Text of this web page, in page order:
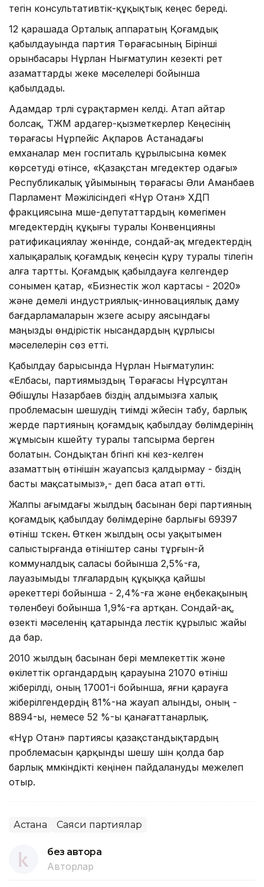
тегін консультативтік-құқықтық кеңес береді.
12 қарашада Орталық аппаратың Қоғамдық
қабылдауында партия Төрағасының Бірінші
орынбасары Нұрлан Нығматулин кезекті рет
азаматтарды жеке мәселелері бойынша
қабылдады.
Адамдар түрлі сұрақтармен келді. Атап айтар
болсақ, ТЖМ ардагер-қызметкерлер Кеңесінің
төрағасы Нұрпейіс Ақпаров Астанадағы
емханалар мен госпиталь құрылысына көмек
көрсетуді өтінсе, «Қазақстан мүгедектер одағы»
Республикалық ұйымының төрағасы Әли Аманбаев
Парламент Мәжілісіндегі «Нұр Отан» ХДП
фракциясына мүше-депутаттардың көмегімен
мүгедектердің құқығы туралы Конвенцияны
ратификациялау жөнінде, сондай-ақ мүгедектердің
халықаралық қоғамдық кеңесін құру туралы тілегін
алға тартты. Қоғамдық қабылдауға келгендер
сонымен қатар, «Бизнестік жол картасы - 2020»
және үдемелі индустриялық-инновациялық даму
бағдарламаларын жүзеге асыру аясындағы
маңызды өндірістік нысандардың құрлысы
мәселелерін сөз етті.
Қабылдау барысында Нұрлан Нығматулин:
«Елбасы, партиямыздың Төрағасы Нұрсұлтан
Әбішұлы Назарбаев біздің алдымызға халық
проблемасын шешудің тиімді жүйесін табу, барлық
жерде партияның қоғамдық қабылдау бөлімдерінің
жұмысын күшейту туралы тапсырма берген
болатын. Сондықтан бүгінгі күні кез-келген
азаматтың өтінішін жауапсыз қалдырмау - біздің
басты мақсатымыз»,- деп баса атап өтті.
Жалпы ағымдағы жылдың басынан бері партияның
қоғамдық қабылдау бөлімдеріне барлығы 69397
өтініш түскен. Өткен жылдың осы уақытымен
салыстырғанда өтініштер саны тұрғын-үй
коммуналдық саласы бойынша 2,5%-ға,
лауазымыды түлғалардың құқыққа қайшы
әрекеттері бойынша - 2,4%-ға және еңбекақының
төленбеуі бойынша 1,9%-ға артқан. Сондай-ақ,
өзекті мәселенің қатарында үлестік құрылыс жайы
да бар.
2010 жылдың басынан бері мемлекеттік және
өкілеттік органдардың қарауына 21070 өтініш
жіберілді, оның 17001-і бойынша, яғни қарауға
жіберілгендердің 81%-на жауап алынды, оның -
8894-ы, немесе 52 %-ы қанағаттанарлық.
«Нұр Отан» партиясы қазақстандықтардың
проблемасын қарқынды шешу үшін қолда бар
барлық мүмкіндікті кеңінен пайдалануды межелеп
отыр.
Астана Саяси партиялар
без автора
Авторлар